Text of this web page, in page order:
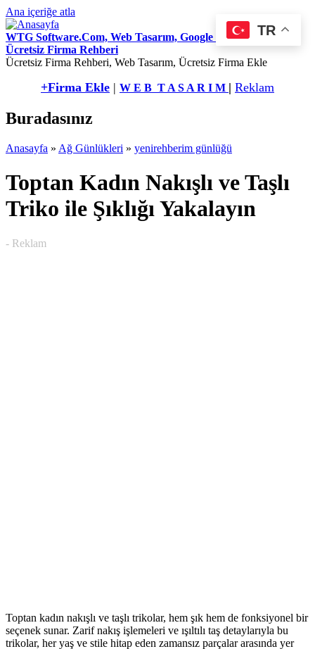
Ana içeriğe atla
WTG Software.Com, Web Tasarım, Google Seo Hizmetleri,
Ücretsiz Firma Rehberi
Ücretsiz Firma Rehberi, Web Tasarım, Ücretsiz Firma Ekle
+Firma Ekle | W E B T A S A R I M | Reklam
Buradasınız
Anasayfa » Ağ Günlükleri » yenirehberim günlüğü
Toptan Kadın Nakışlı ve Taşlı
Triko ile Şıklığı Yakalayın
- Reklam
Toptan kadın nakışlı ve taşlı trikolar, hem şık hem de fonksiyonel bir
seçenek sunar. Zarif nakış işlemeleri ve ışıltılı taş detaylarıyla bu
trikolar, her yaş ve stile hitap eden zamansız parçalar arasında yer
TR